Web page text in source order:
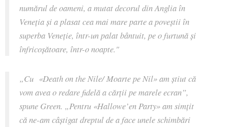
numărul de oameni, a mutat decorul din Anglia în
Veneția și a plasat cea mai mare parte a poveștii în
superba Veneție, într-un palat bântuit, pe o furtună și
înfricoșătoare, într-o noapte."
„Cu «Death on the Nile/ Moarte pe Nil»am știut că
vom avea o redare fidelă a cărții pe marele ecran”,
spune Green. „Pentru «Hallowe’en Party»am simțit
că ne-am câștigat dreptul de a face unele schimbări